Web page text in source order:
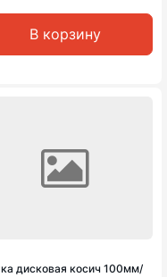
В корзину
дисковая косич 100мм/